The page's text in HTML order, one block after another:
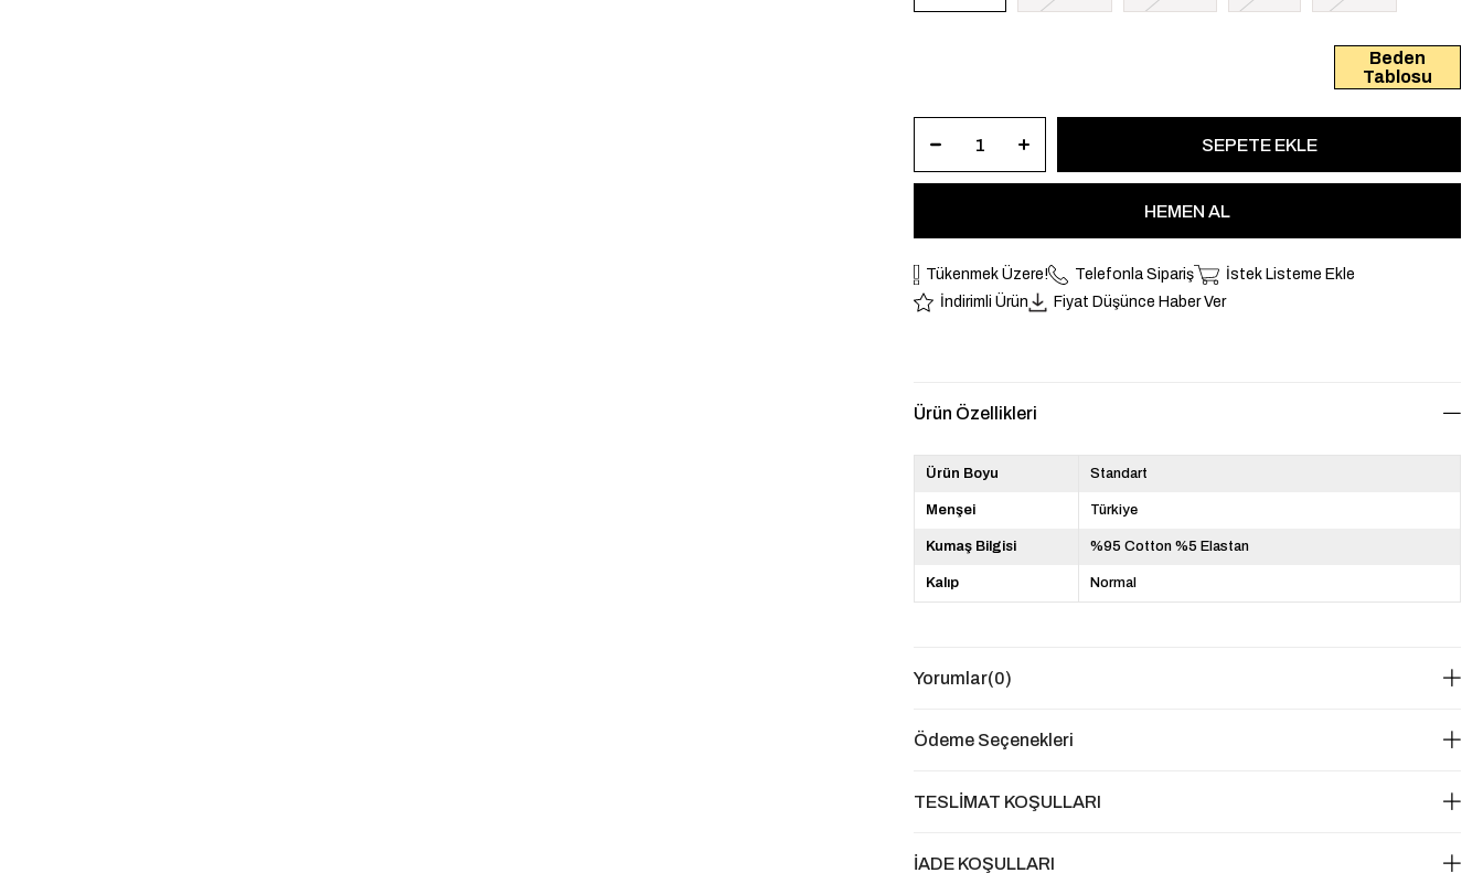
Beden
Tablosu
Tükenmek Üzere! Telefonla Sipariş
İstek Listeme Ekle
İndirimli Ürün
Fiyat Düşünce Haber Ver
Ürün Özellikleri
Ürün Boyu Standart
Menşei Türkiye
Kumaş Bilgisi %95 Cotton %5 Elastan
Kalıp Normal
Yorumlar(0)
Ödeme Seçenekleri
TESLİMAT KOŞULLARI
İADE KOŞULLARI